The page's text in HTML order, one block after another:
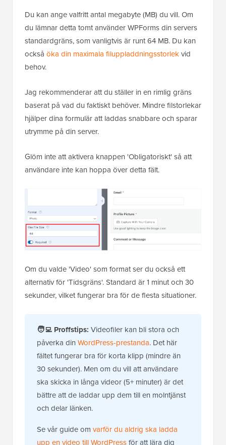
Du kan ange valfritt antal megabyte (MB) du vill. Om
du lämnar detta tomt använder WPForms din servers
standardgräns, som vanligtvis är runt 64 MB. Du kan
också öka din maximala filuppladdningsstorlekvid
behov.
Jag rekommenderar att du ställer in en rimlig gräns
baserat på vad du faktiskt behöver. Mindre filstorlekar
hjälper dina formulär att laddas snabbare och sparar
utrymme på din server.
Glöm inte att aktivera knappen 'Obligatoriskt' så att
användare inte kan hoppa över detta fält.
Om du valde 'Video' som format ser du också ett
alternativ för 'Tidsgräns'. Standard är 1 minut och 30
sekunder, vilket fungerar bra för de flesta situationer.
🧑‍💻 Proffstips: Videofiler kan bli stora och
påverka din WordPress-prestanda. Det här
fältet fungerar bra för korta klipp (mindre än
30 sekunder). Men om du vill att användare
ska skicka in långa videor (5+ minuter) är det
bättre att de laddar upp dem till en molntjänst
och delar länken.
Se vår guide om varför du aldrig ska ladda
upp en video till WordPressför att lära dig